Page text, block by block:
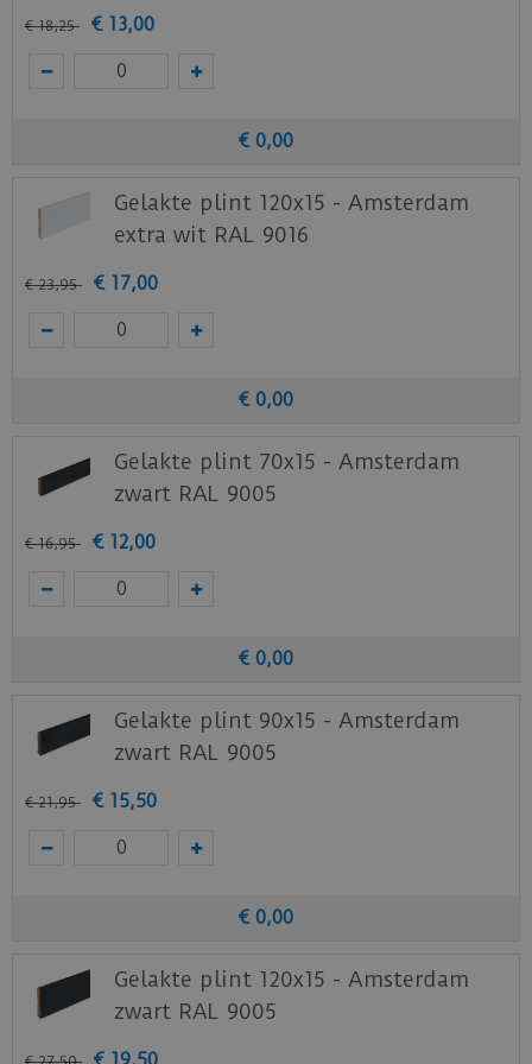
€ 18,25 € 13,00
€ 0,00
Gelakte plint 120x15 - Amsterdam
extra wit RAL 9016
€ 23,95 € 17,00
€ 0,00
Gelakte plint 70x15 - Amsterdam
zwart RAL 9005
€ 16,95 € 12,00
€ 0,00
Gelakte plint 90x15 - Amsterdam
zwart RAL 9005
€ 21,95 € 15,50
€ 0,00
Gelakte plint 120x15 - Amsterdam
zwart RAL 9005
€ 27,50 € 19,50